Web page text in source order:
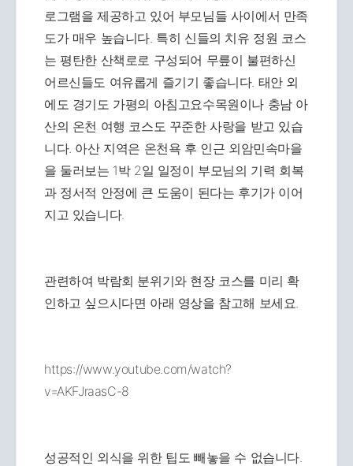
로그램을 제공하고 있어 부모님들 사이에서 만족
도가 매우 높습니다. 특히 신들의 치유 정원 코스
는 평탄한 산책로로 구성되어 무릎이 불편하신
어르신들도 여유롭게 즐기기 좋습니다. 태안 외
에도 경기도 가평의 아침고요수목원이나 충남 아
산의 온천 여행 코스도 꾸준한 사랑을 받고 있습
니다. 아산 지역은 온천욕 후 인근 외암민속마을
을 둘러보는 1박 2일 일정이 부모님의 기력 회복
과 정서적 안정에 큰 도움이 된다는 후기가 이어
지고 있습니다.
관련하여 박람회 분위기와 현장 코스를 미리 확
인하고 싶으시다면 아래 영상을 참고해 보세요.
https://www.youtube.com/watch?
v=AKFJraasC-8
성공적인 외식을 위한 팁도 빼놓을 수 없습니다.